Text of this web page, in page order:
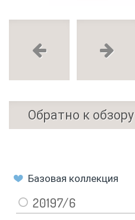
Обратно к обзору
Базовая коллекция
20197/6